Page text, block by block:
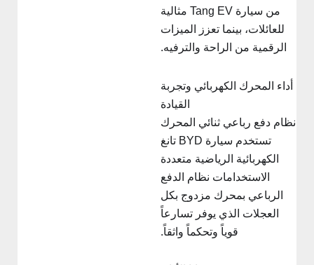
من سيارة Tang EV مثالية
للعائلات، بينما تعزز الميزات
الرقمية من الراحة والترفيه.
أداء المحرك الكهربائي وتجربة
القيادة
دفع رباعي ثنائي المحرك
تستخدم سيارة BYD تانغ
الكهربائية الرياضية متعددة
الاستخدامات نظام الدفع
الرباعي بمحرك مزدوج بكل
العجلات الذي يوفر تسارعاً
قوياً وتحكماً واثقاً.